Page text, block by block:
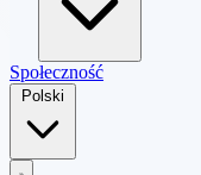
Społeczność
Polski